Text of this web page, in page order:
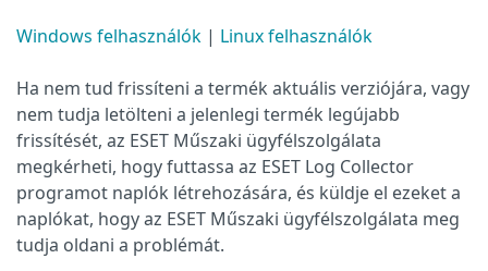
Windows felhasználók | Linux felhasználók
Ha nem tud frissíteni a termék aktuális verziójára, vagy
nem tudja letölteni a jelenlegi termék legújabb
frissítését, az ESET Műszaki ügyfélszolgálata
megkérheti, hogy futtassa az ESET Log Collector
programot naplók létrehozására, és küldje el ezeket a
naplókat, hogy az ESET Műszaki ügyfélszolgálata meg
tudja oldani a problémát.